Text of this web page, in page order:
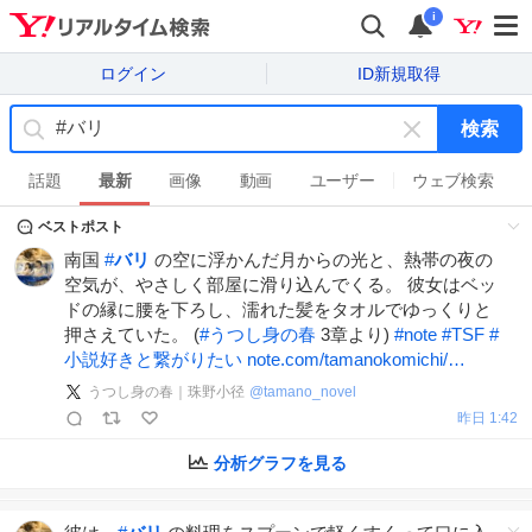
i
ログイン ID新規取得
キ
ー
ワ
ド
を
消
す
検索
話題 最新 画像 動画 ユーザー ウェブ検索
ベストポスト
南国 #バリ の空に浮かんだ月からの光と、熱帯の夜の
空気が、やさしく部屋に滑り込んでくる。 彼女はベッ
ドの縁に腰を下ろし、濡れた髪をタオルでゆっくりと
押さえていた。 (#うつし身の春 3章より) #note #TSF #
小説好きと繋がりたい note.com/tamanokomichi/…
うつし身の春｜珠野小径 @tamano_novel
昨日 1:42
分析グラフを見る